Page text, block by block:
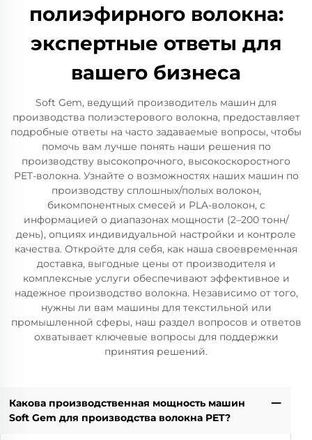
полиэфирного волокна:
экспертные ответы для
вашего бизнеса
Soft Gem, ведущий производитель машин для
производства полиэстерового волокна, предоставляет
подробные ответы на часто задаваемые вопросы, чтобы
помочь вам лучше понять наши решения по
производству высокопрочного, высокоскоростного
PET-волокна. Узнайте о возможностях наших машин по
производству сплошных/полых волокон,
бикомпонентных смесей и PLA-волокон, с
информацией о диапазонах мощности (2–200 тонн/
день), опциях индивидуальной настройки и контроле
качества. Откройте для себя, как наша своевременная
доставка, выгодные цены от производителя и
комплексные услуги обеспечивают эффективное и
надежное производство волокна. Независимо от того,
нужны ли вам машины для текстильной или
промышленной сферы, наш раздел вопросов и ответов
охватывает ключевые вопросы для поддержки
принятия решений.
Какова производственная мощность машин
Soft Gem для производства волокна PET?